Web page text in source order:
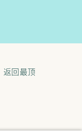
返回最顶